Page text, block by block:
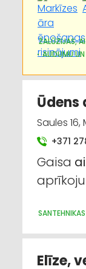
ŽALŪZIJAS,
AUDUMU
Ūdens
Saules
+371
Gaisa
Elīze,